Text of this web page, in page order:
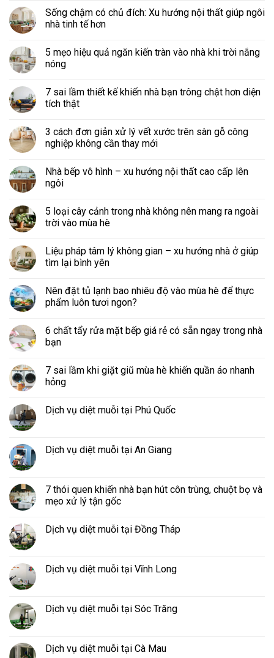
Sống chậm có chủ đích: Xu hướng nội thất giúp ngôi
nhà tinh tế hơn
5 mẹo hiệu quả ngăn kiến tràn vào nhà khi trời nắng
nóng
7 sai lầm thiết kế khiến nhà bạn trông chật hơn diện
tích thật
3 cách đơn giản xử lý vết xước trên sàn gỗ công
nghiệp không cần thay mới
Nhà bếp vô hình – xu hướng nội thất cao cấp lên
ngôi
5 loại cây cảnh trong nhà không nên mang ra ngoài
trời vào mùa hè
Liệu pháp tâm lý không gian – xu hướng nhà ở giúp
tìm lại bình yên
Nên đặt tủ lạnh bao nhiêu độ vào mùa hè để thực
phẩm luôn tươi ngon?
6 chất tẩy rửa mặt bếp giá rẻ có sẵn ngay trong nhà
bạn
7 sai lầm khi giặt giũ mùa hè khiến quần áo nhanh
hỏng
Dịch vụ diệt muỗi tại Phú Quốc
Dịch vụ diệt muỗi tại An Giang
7 thói quen khiến nhà bạn hút côn trùng, chuột bọ và
mẹo xử lý tận gốc
Dịch vụ diệt muỗi tại Đồng Tháp
Dịch vụ diệt muỗi tại Vĩnh Long
Dịch vụ diệt muỗi tại Sóc Trăng
Dịch vụ diệt muỗi tại Cà Mau